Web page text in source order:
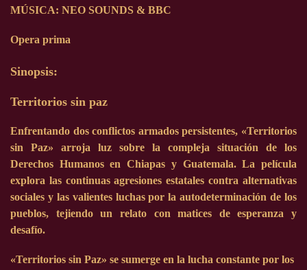
MÚSICA: NEO SOUNDS & BBC
Opera prima
Sinopsis:
Territorios sin paz
Enfrentando dos conflictos armados persistentes, «Territorios
sin Paz» arroja luz sobre la compleja situación de los
Derechos Humanos en Chiapas y Guatemala. La película
explora las continuas agresiones estatales contra alternativas
sociales y las valientes luchas por la autodeterminación de los
pueblos, tejiendo un relato con matices de esperanza y
desafío.
«Territorios sin Paz» se sumerge en la lucha constante por los